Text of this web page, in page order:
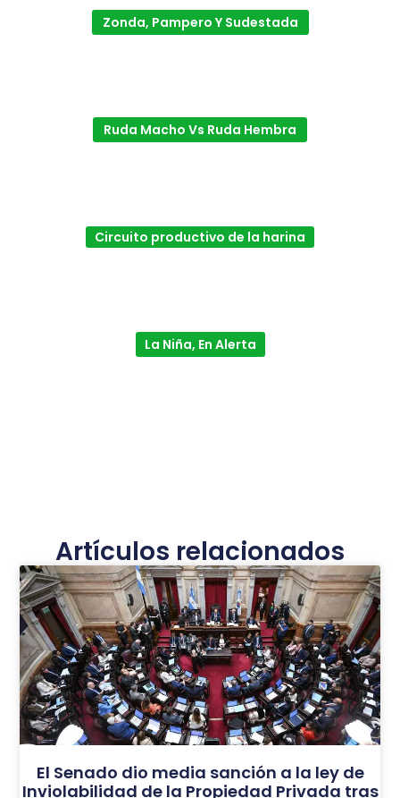
Zonda, Pampero Y Sudestada
Ruda Macho Vs Ruda Hembra
Circuito productivo de la harina
La Niña, En Alerta
Artículos relacionados
El Senado dio media sanción a la ley de
Inviolabilidad de la Propiedad Privada tras